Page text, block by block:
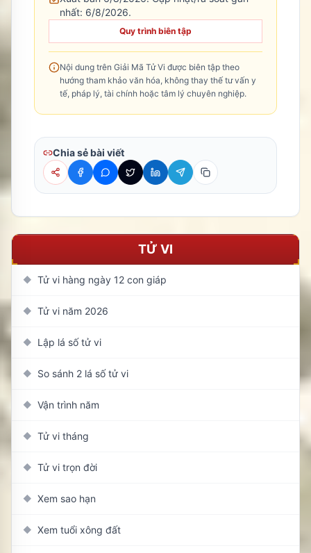
nhất: 6/8/2026.
Quy trình biên tập
Nội dung trên Giải Mã Tử Vi được biên tập theo
hướng tham khảo văn hóa, không thay thế tư vấn y
tế, pháp lý, tài chính hoặc tâm lý chuyên nghiệp.
Chia sẻ bài viết
TỬ VI
◆ Tử vi hàng ngày 12 con giáp
◆ Tử vi năm 2026
◆ Lập lá số tử vi
◆ So sánh 2 lá số tử vi
◆ Vận trình năm
◆ Tử vi tháng
◆ Tử vi trọn đời
◆ Xem sao hạn
◆ Xem tuổi xông đất